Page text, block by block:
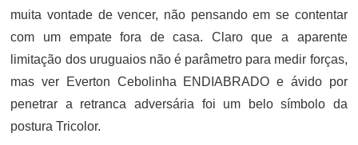
muita vontade de vencer, não pensando em se contentar
com um empate fora de casa. Claro que a aparente
limitação dos uruguaios não é parâmetro para medir forças,
mas ver Everton Cebolinha ENDIABRADO e ávido por
penetrar a retranca adversária foi um belo símbolo da
postura Tricolor.